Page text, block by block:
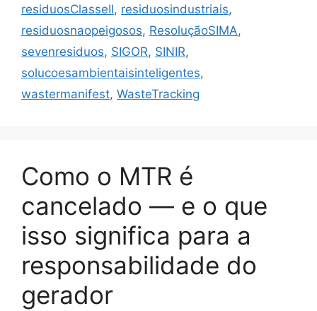
residuosClasseII, residuosindustriais,
residuosnaopeigosos, ResoluçãoSIMA,
sevenresiduos, SIGOR, SINIR,
solucoesambientaisinteligentes,
wastermanifest, WasteTracking
Como o MTR é
cancelado — e o que
isso significa para a
responsabilidade do
gerador